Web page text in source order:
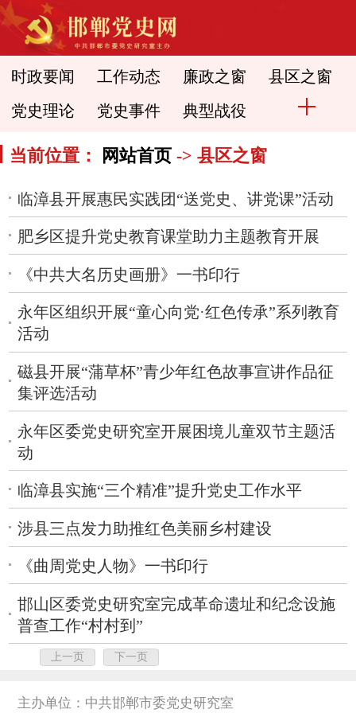
时政要闻 工作动态 廉政之窗 县区之窗
党史理论 党史事件 典型战役
当前位置： 网站首页 -> 县区之窗
临漳县开展惠民实践团“送党史、讲党课”活动
肥乡区提升党史教育课堂助力主题教育开展
《中共大名历史画册》一书印行
永年区组织开展“童心向党·红色传承”系列教育
活动
磁县开展“蒲草杯”青少年红色故事宣讲作品征
集评选活动
永年区委党史研究室开展困境儿童双节主题活
动
临漳县实施“三个精准”提升党史工作水平
涉县三点发力助推红色美丽乡村建设
《曲周党史人物》一书印行
邯山区委党史研究室完成革命遗址和纪念设施
普查工作“村村到”
上一页 下一页
主办单位：中共邯郸市委党史研究室